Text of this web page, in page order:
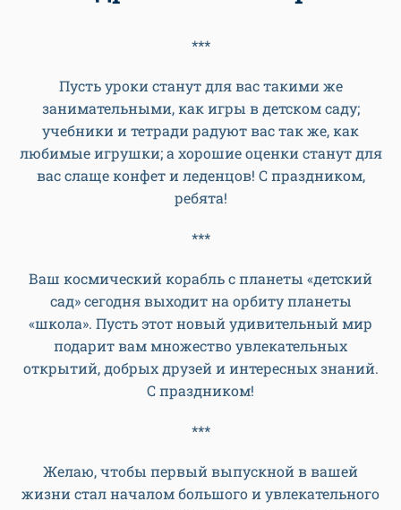
***
Пусть уроки станут для вас такими же
занимательными, как игры в детском саду;
учебники и тетради радуют вас так же, как
любимые игрушки; а хорошие оценки станут для
вас слаще конфет и леденцов! С праздником,
ребята!
***
Ваш космический корабль с планеты «детский
сад» сегодня выходит на орбиту планеты
«школа». Пусть этот новый удивительный мир
подарит вам множество увлекательных
открытий, добрых друзей и интересных знаний.
С праздником!
***
Желаю, чтобы первый выпускной в вашей
жизни стал началом большого и увлекательного